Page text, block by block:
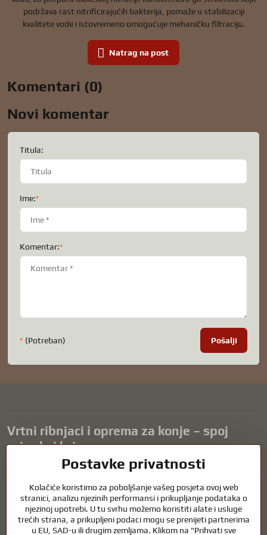
podržava rast nitrificirajućih bakterija, pomaže u stabilizaciji
kvalitete vode i istovremeno omogućuje mehaničku filtraciju.
Natrag na post
Komentari (0)
Novi komentar
Titula:
Ime:*
Komentar:*
* (Potreban) Pošalji
Vrtni ribnjaci i oprema za konje – spoj
prirode i brige
Vrtni ribnjaci prekrasan su dodatak svakom eksterijeru i stvaraju
skladno okruženje za opuštanje i život vodenih životinja. Pravilna
tehnologija, filtracija i redovito održavanje ključni su za čistu vodu i
zdrav ribnjak tijekom cijele godine. Jednako važna je briga o
životinjama koje su dio naših života.
Postavke privatnosti
Kolačiće koristimo za poboljšanje vašeg posjeta ovoj web
stranici, analizu njezinih performansi i prikupljanje podataka o
njezinoj upotrebi. U tu svrhu možemo koristiti alate i usluge
trećih strana, a prikupljeni podaci mogu se prenijeti partnerima
u EU, SAD-u ili drugim zemljama. Klikom na "Prihvati sve